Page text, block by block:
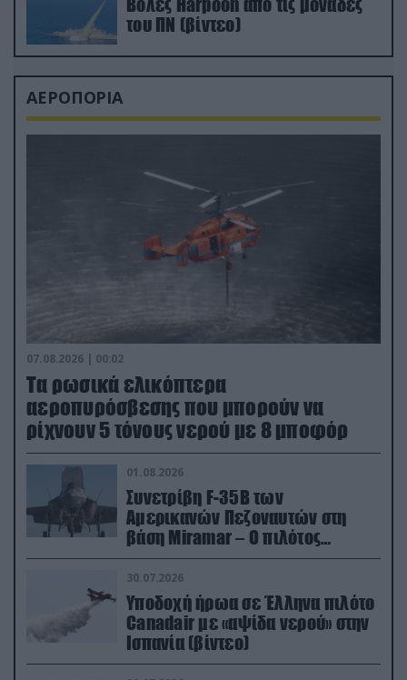
Βολές Harpoon από τις μονάδες
του ΠΝ (βίντεο)
ΑΕΡΟΠΟΡΙΑ
07.08.2026 | 00:02
Τα ρωσικά ελικόπτερα
αεροπυρόσβεσης που μπορούν να
ρίχνουν 5 τόνους νερού με 8 μποφόρ
01.08.2026
Συνετρίβη F-35B των
Αμερικανών Πεζοναυτών στη
βάση Miramar – Ο πιλότος
εκτινάχθηκε εγκαίρως
30.07.2026
Υποδοχή ήρωα σε Έλληνα πιλότο
Canadair με «αψίδα νερού» στην
Ισπανία (βίντεο)